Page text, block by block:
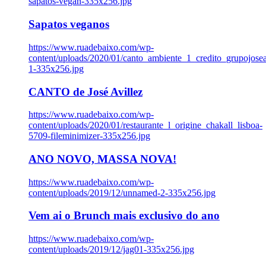
Sapatos veganos
https://www.ruadebaixo.com/wp-
content/uploads/2020/01/
1-335x256.jpg
CANTO de José Avillez
https://www.ruadebaixo.com/wp-
content/uploads/2020/01/restaurante_l_origine_chakall_lisboa-
5709-fileminimizer-335x256.jpg
ANO NOVO, MASSA NOVA!
https://www.ruadebaixo.com/wp-
content/uploads/2019/12/unnamed-2-335x256.jpg
Vem ai o Brunch mais exclusivo do ano
https://www.ruadebaixo.com/wp-
content/uploads/2019/12/jag01-335x256.jpg